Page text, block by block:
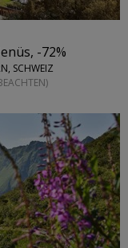
-72%
SCHWEIZ